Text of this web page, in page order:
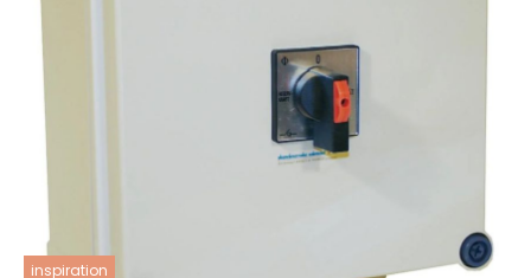
inspiration